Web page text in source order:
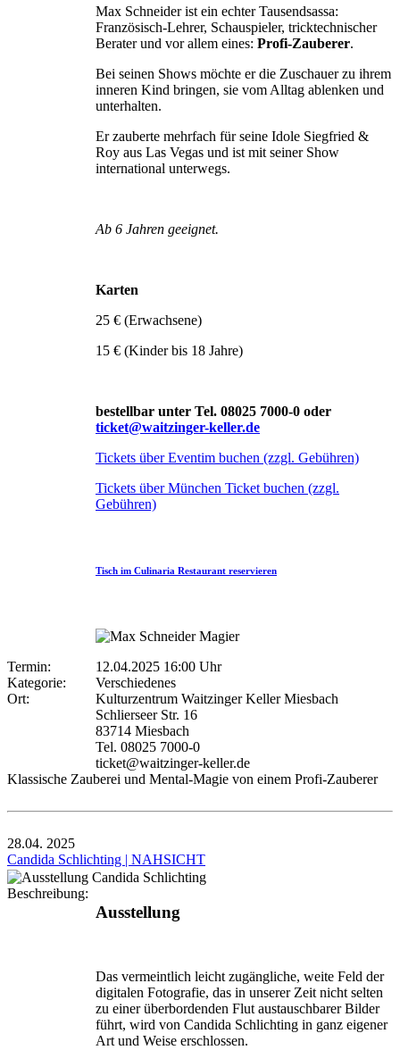
Max Schneider ist ein echter Tausendsassa:
Französisch-Lehrer, Schauspieler, tricktechnischer
Berater und vor allem eines: Profi-Zauberer.
Bei seinen Shows möchte er die Zuschauer zu ihrem
inneren Kind bringen, sie vom Alltag ablenken und
unterhalten.
Er zauberte mehrfach für seine Idole Siegfried &
Roy aus Las Vegas und ist mit seiner Show
international unterwegs.
Ab 6 Jahren geeignet.
Karten
25 € (Erwachsene)
15 € (Kinder bis 18 Jahre)
bestellbar unter Tel. 08025 7000-0 oder
ticket@waitzinger-keller.de
Tickets über Eventim buchen (zzgl. Gebühren)
Tickets über München Ticket buchen (zzgl.
Gebühren)
Tisch im Culinaria Restaurant reservieren
Termin:
12.04.2025 16:00 Uhr
Kategorie:
Verschiedenes
Ort:
Kulturzentrum Waitzinger Keller Miesbach
Schlierseer Str. 16
83714 Miesbach
Tel. 08025 7000-0
ticket@waitzinger-keller.de
Klassische Zauberei und Mental-Magie von einem Profi-Zauberer
28.04. 2025
Candida Schlichting | NAHSICHT
Beschreibung:
Ausstellung
Das vermeintlich leicht zugängliche, weite Feld der
digitalen Fotografie, das in unserer Zeit nicht selten
zu einer überbordenden Flut austauschbarer Bilder
führt, wird von Candida Schlichting in ganz eigener
Art und Weise erschlossen.